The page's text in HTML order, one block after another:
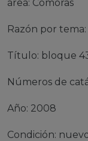
área: Comoras
Razón por
Título: bloque
Números de
Año: 2008
Condición: